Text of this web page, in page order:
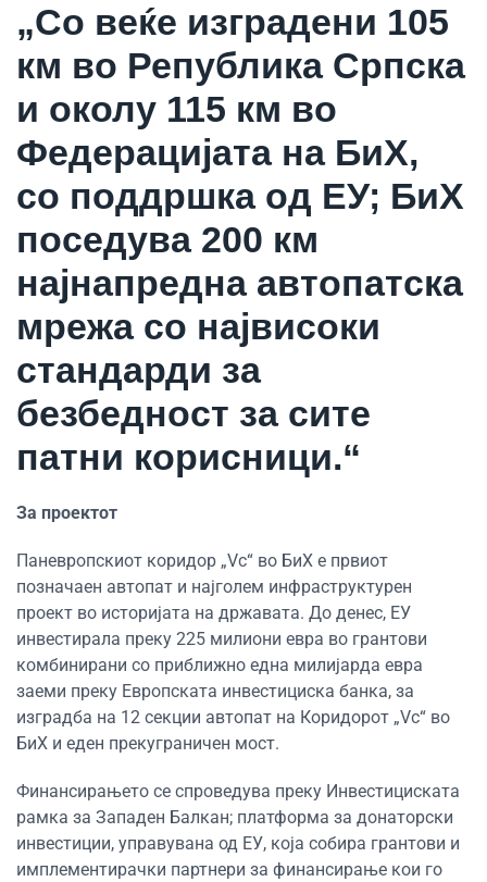
„Со веќе изградени 105
км во Република Српска
и околу 115 км во
Федерацијата на БиХ,
со поддршка од ЕУ; БиХ
поседува 200 км
најнапредна автопатска
мрежа со највисоки
стандарди за
безбедност за сите
патни корисници.“
За проектот
Паневропскиот коридор „Vc“ во БиХ е првиот
позначаен автопат и најголем инфраструктурен
проект во историјата на државата. До денес, ЕУ
инвестирала преку 225 милиони евра во грантови
комбинирани со приближно една милијарда евра
заеми преку Европската инвестициска банка, за
изградба на 12 секции автопат на Коридорот „Vc“ во
БиХ и еден прекуграничен мост.
Финансирањето се спроведува преку Инвестициската
рамка за Западен Балкан; платформа за донаторски
инвестиции, управувана од ЕУ, која собира грантови и
имплементирачки партнери за финансирање кои го